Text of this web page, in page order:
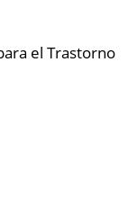
el Trastorno